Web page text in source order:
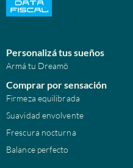
Personalizá tus sueños
Armá tu Dreamö
Comprar por sensación
Firmeza equilibrada
Suavidad envolvente
Frescura nocturna
Balance perfecto